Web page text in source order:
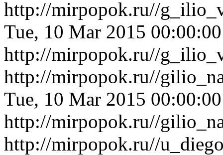
http://mirpopok.ru//
Tue, 10 Mar 2015
http://mirpopok.ru//
http://mirpopok.ru//
Tue, 10 Mar 2015
http://mirpopok.ru//
http://mirpopok.ru//